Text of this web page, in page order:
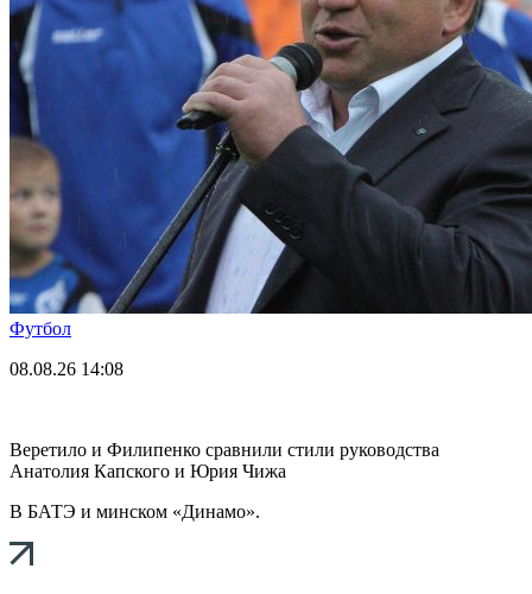
Футбол
08.08.26 14:08
Веретило и Филипенко сравнили стили руководства
Анатолия Капского и Юрия Чижа
В БАТЭ и минском «Динамо».